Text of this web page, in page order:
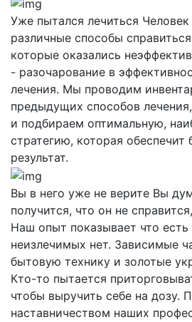
Уже пытался лечиться
различные способы
которые оказались
- разочарование в
лечения. Мы проводим
предыдущих способов
и подбираем оптимальную,
стратегию, которая обеспечит
результат.
Вы в него уже не верите Вы
получится, что он не
Наш опыт показывает что
неизлечимых нет. Зависимые
бытовую технику и золотые
Кто-то пытается
чтобы выручить себе на дозу.
наставничеством наших